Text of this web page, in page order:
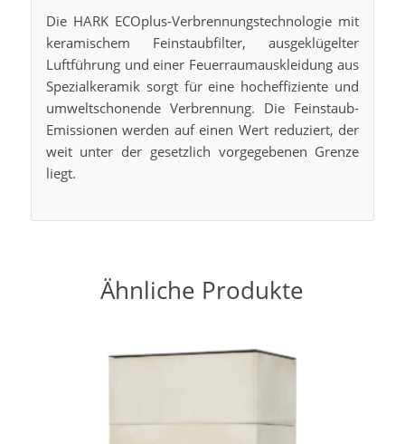
Die HARK ECOplus-Verbrennungstechnologie mit
keramischem Feinstaubfilter, ausgeklügelter
Luftführung und einer Feuerraumauskleidung aus
Spezialkeramik sorgt für eine hocheffiziente und
umweltschonende Verbrennung. Die Feinstaub-
Emissionen werden auf einen Wert reduziert, der
weit unter der gesetzlich vorgegebenen Grenze
liegt.
Ähnliche Produkte